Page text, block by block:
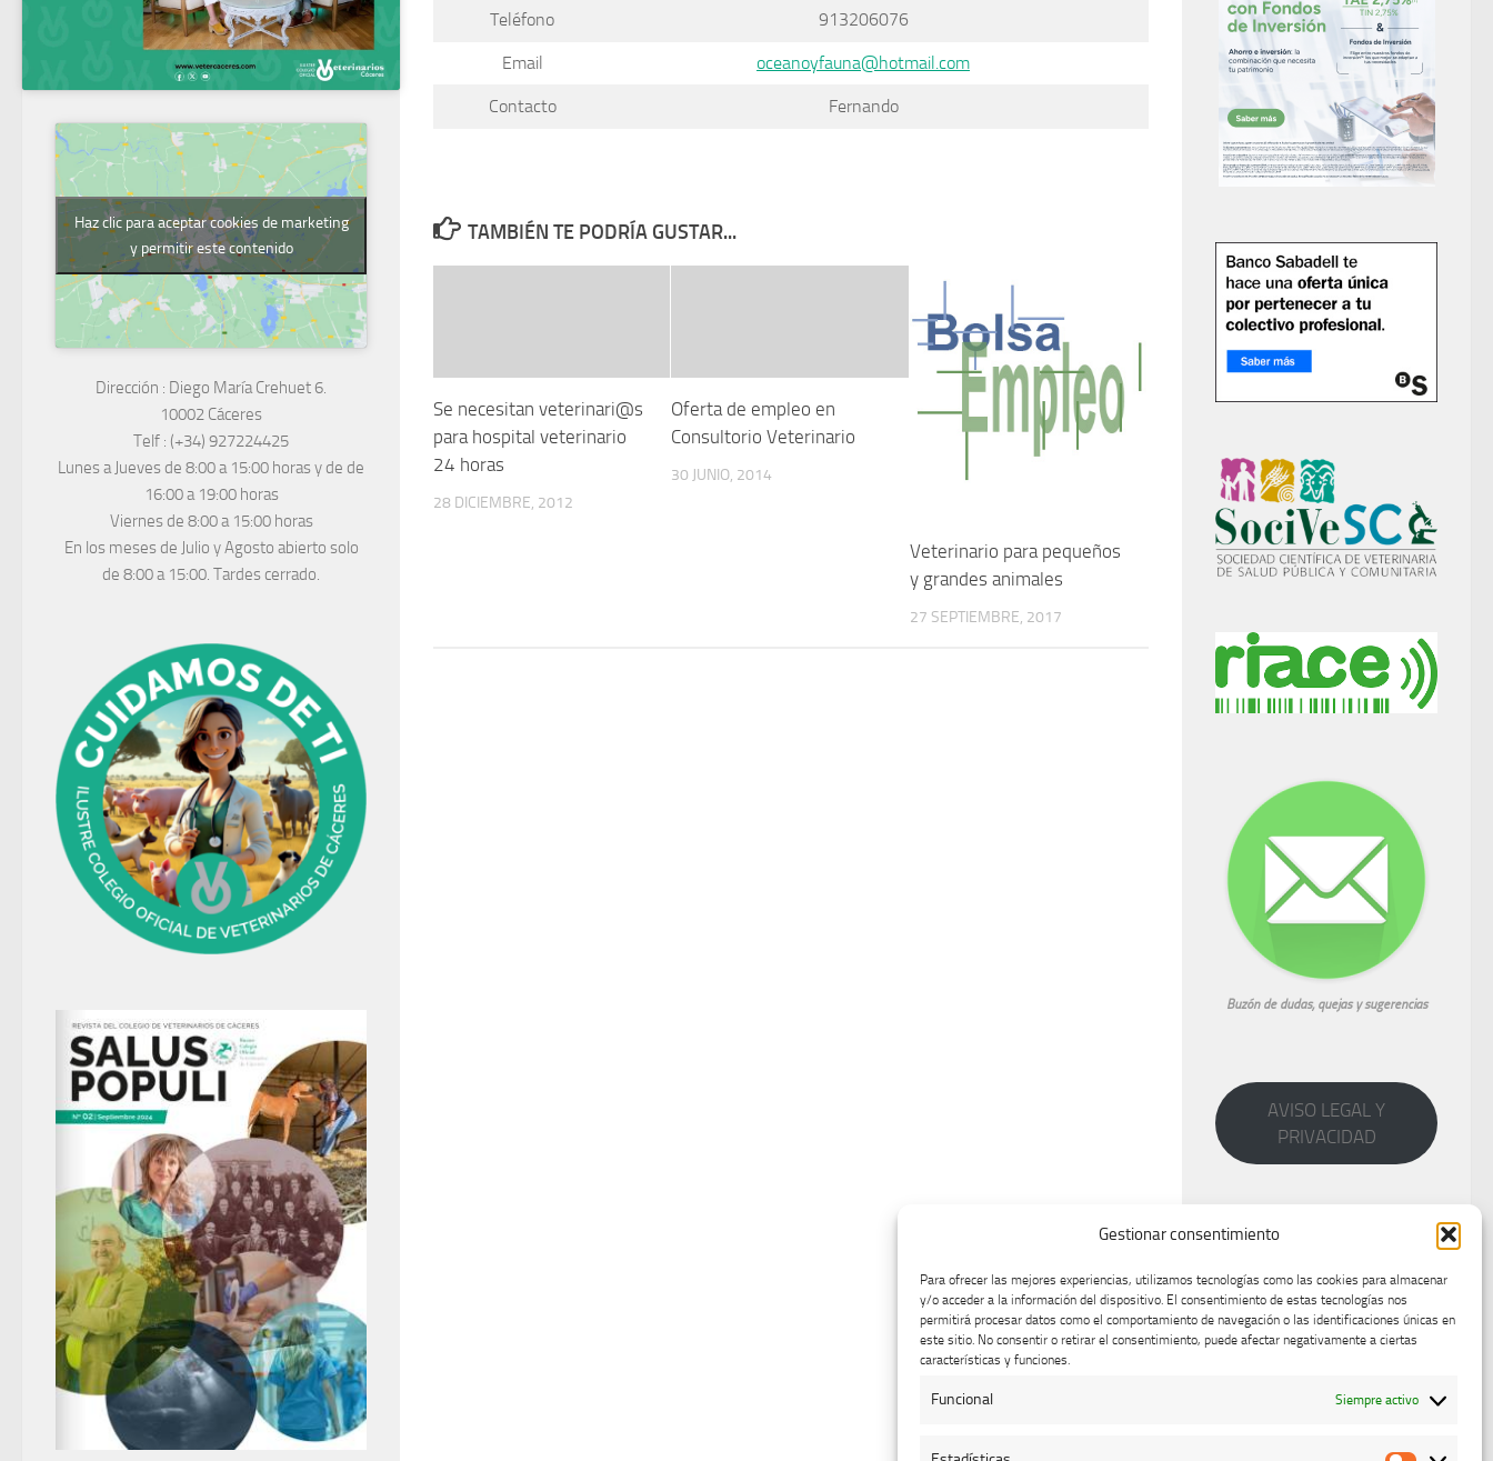
Gestionar consentimiento
Para ofrecer las mejores experiencias, utilizamos tecnologías como las cookies para almacenar
y/o acceder a la información del dispositivo. El consentimiento de estas tecnologías nos
permitirá procesar datos como el comportamiento de navegación o las identificaciones únicas en
este sitio. No consentir o retirar el consentimiento, puede afectar negativamente a ciertas
características y funciones.
Funcional Siempre activo
Teléfono 913206076
Email oceanoyfauna@hotmail.com
Contacto Fernando
TAMBIÉN TE PODRÍA GUSTAR...
Se necesitan veterinari@s
para hospital veterinario
24 horas
28 DICIEMBRE, 2012
Oferta de empleo en
Consultorio Veterinario
30 JUNIO, 2014
Veterinario para pequeños
y grandes animales
27 SEPTIEMBRE, 2017
Haz clic para aceptar cookies de marketing
y permitir este contenido
Dirección : Diego María Crehuet 6.
10002 Cáceres
Telf : (+34) 927224425
Lunes a Jueves de 8:00 a 15:00 horas y de de
16:00 a 19:00 horas
Viernes de 8:00 a 15:00 horas
En los meses de Julio y Agosto abierto solo
de 8:00 a 15:00. Tardes cerrado.
Buzón de dudas, quejas y sugerencias
AVISO LEGAL Y
PRIVACIDAD